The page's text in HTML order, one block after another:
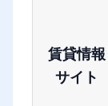
賃貸情報
サイト